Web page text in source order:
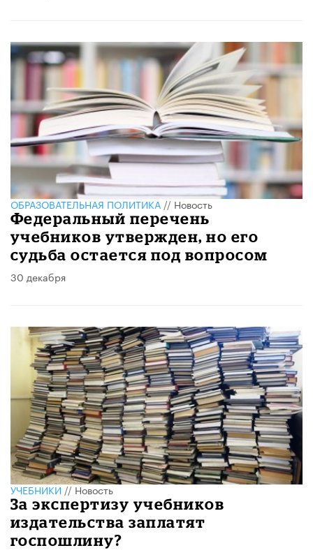
ОБРАЗОВАТЕЛЬНАЯ ПОЛИТИКА // Новость
​Федеральный перечень
учебников утвержден, но его
судьба остается под вопросом
30 декабря
УЧЕБНИКИ//Новость
За экспертизу учебников
издательства заплатят
госпошлину?